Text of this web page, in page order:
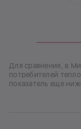
Для сравнения, в
потребителей
показатель еще